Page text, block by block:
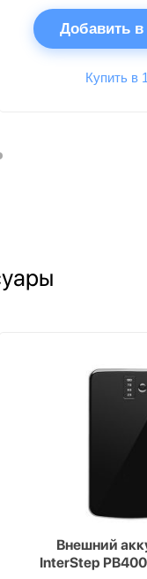
Добавить в
Купить в
Внешний
InterStep